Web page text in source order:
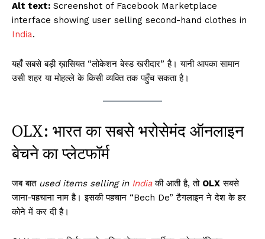
Alt text: Screenshot of Facebook Marketplace
interface showing user selling second-hand clothes in
India.
यहाँ सबसे बड़ी ख़ासियत “लोकेशन बेस्ड खरीदार” है। यानी आपका सामान
उसी शहर या मोहल्ले के किसी व्यक्ति तक पहुँच सकता है।
OLX: भारत का सबसे भरोसेमंद ऑनलाइन
बेचने का प्लेटफॉर्म
जब बात used items selling in Indiaकी आती है, तो OLX सबसे
जाना-पहचाना नाम है। इसकी पहचान “Bech De” टैगलाइन ने देश के हर
कोने में कर दी है।